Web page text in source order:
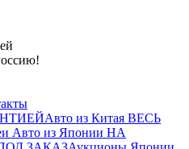
Авто из Китая ВЕСЬ
Авто из Японии НА